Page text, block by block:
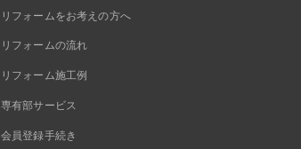
リフォームをお考えの方へ
リフォームの流れ
リフォーム施工例
専有部サービス
会員登録手続き